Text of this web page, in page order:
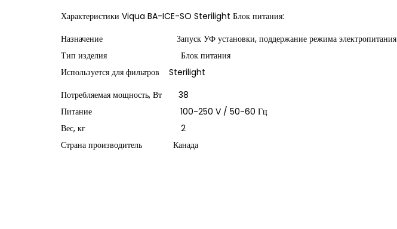
Характеристики Viqua BA-ICE-SO Sterilight Блок питания:
Назначение Запуск УФ установки, поддержание режима электропитания
Тип изделия Блок питания
Используется для фильтров Sterilight
Потребляемая мощность, Вт 38
Питание 100-250 V / 50-60 Гц
Вес, кг 2
Страна производитель Канада